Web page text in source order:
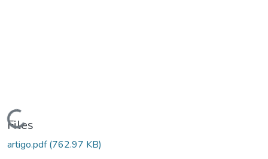
Loading...
Files
artigo.pdf(762.97 KB)